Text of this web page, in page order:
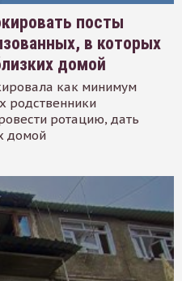
посты
в которых
домой
как минимум
родственники
ротацию, дать
домой